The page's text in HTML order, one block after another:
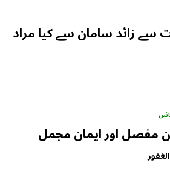
زائد سامان سے کیا مراد
مفصل اور ایمان مجمل